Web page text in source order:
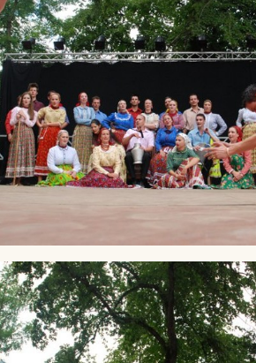
® Crédit Pierre LEPINOUX CHAMBAUD